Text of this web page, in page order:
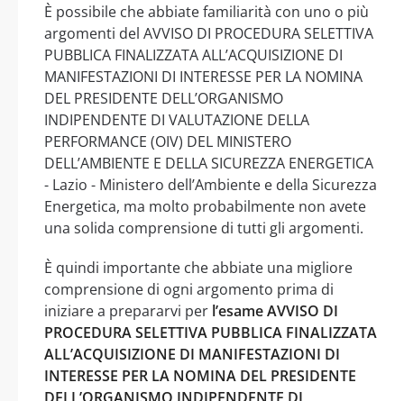
È possibile che abbiate familiarità con uno o più
argomenti del AVVISO DI PROCEDURA SELETTIVA
PUBBLICA FINALIZZATA ALL’ACQUISIZIONE DI
MANIFESTAZIONI DI INTERESSE PER LA NOMINA
DEL PRESIDENTE DELL’ORGANISMO
INDIPENDENTE DI VALUTAZIONE DELLA
PERFORMANCE (OIV) DEL MINISTERO
DELL’AMBIENTE E DELLA SICUREZZA ENERGETICA
- Lazio - Ministero dell’Ambiente e della Sicurezza
Energetica, ma molto probabilmente non avete
una solida comprensione di tutti gli argomenti.
È quindi importante che abbiate una migliore
comprensione di ogni argomento prima di
iniziare a prepararvi per l’esame AVVISO DI
PROCEDURA SELETTIVA PUBBLICA FINALIZZATA
ALL’ACQUISIZIONE DI MANIFESTAZIONI DI
INTERESSE PER LA NOMINA DEL PRESIDENTE